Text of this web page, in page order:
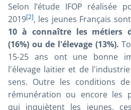
Selon l’étude IFOP réalisée
2019[2], les jeunes Français
10 à connaître les métiers
(16%) ou de l'élevage (13%).
15-25 ans ont une bonne
l'élevage laitier et de
sens. Outre les conditions
rémunération ou encore les
qui inquiètent les jeunes,